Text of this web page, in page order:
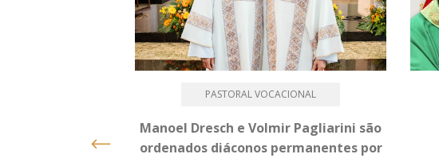
PASTORAL VOCACIONAL
Manoel Dresch e Volmir Pagliarini são
ordenados diáconos permanentes por